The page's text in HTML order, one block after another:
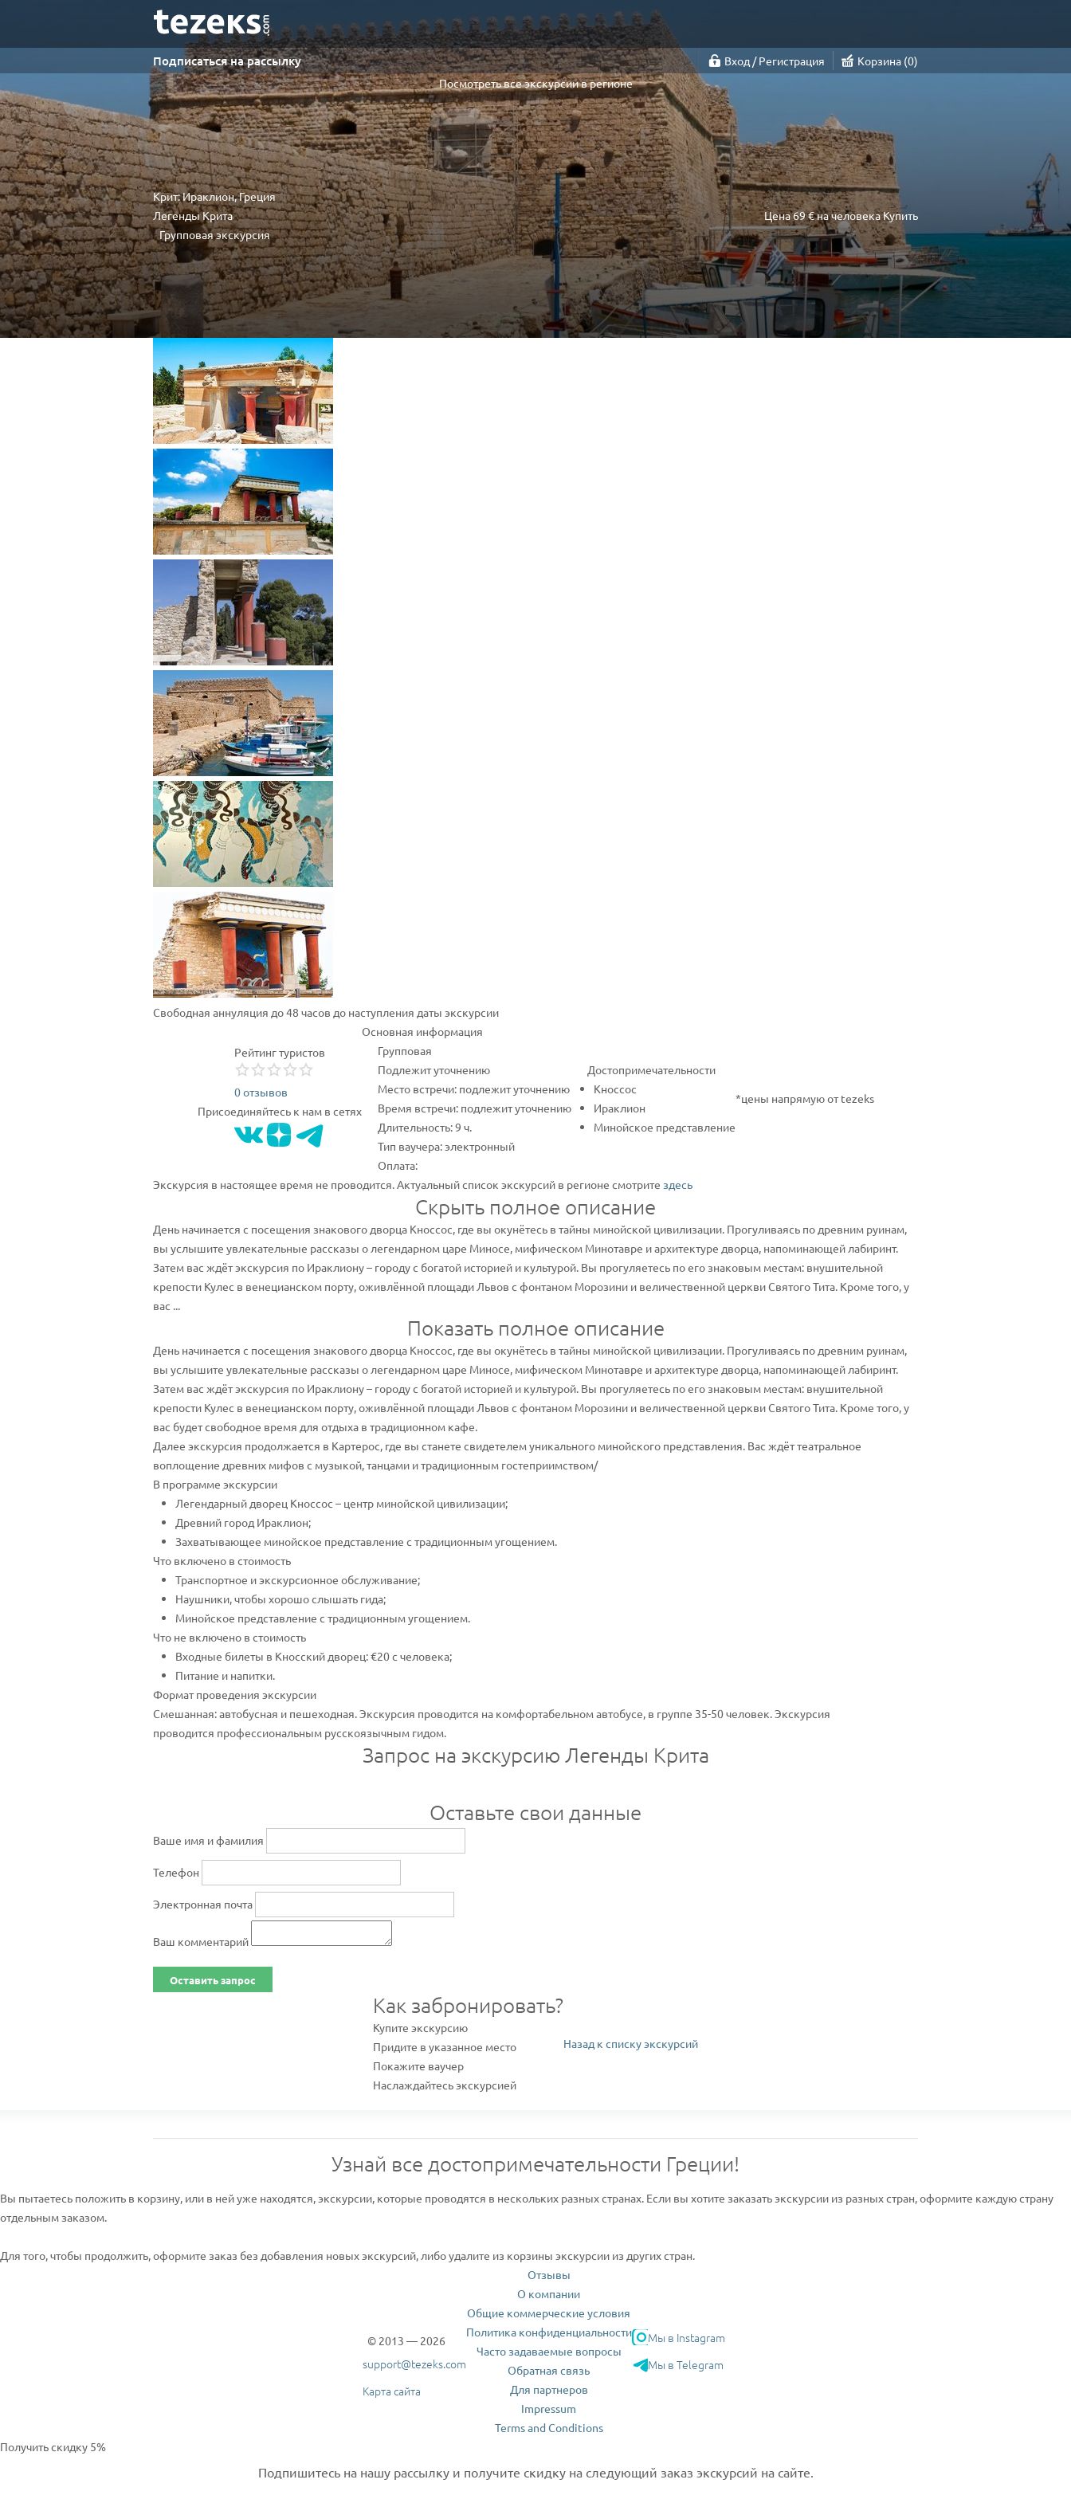
Подписаться на рассылку Вход / Регистрация Корзина 0
Посмотреть все экскурсии в регионе
Крит: Ираклион, Греция
Легенды Крита
Групповая экскурсия
Цена69 €на человекаКупить
Свободная аннуляция до 48 часов до наступления даты экскурсии
Рейтинг туристов
0 отзывов
Присоединяйтесь к нам в сетях
Основная информация
Групповая
Подлежит уточнению
Место встречи: подлежит уточнению
Время встречи: подлежит уточнению
Длительность: 9 ч.
Тип ваучера: электронный
Оплата:
Достопримечательности
Кноссос
Ираклион
Минойское представление
*цены напрямую от tezeks
Экскурсия в настоящее время не проводится. Актуальный список экскурсий в регионе смотрите здесь
Скрыть полное описание
День начинается с посещения знакового дворца Кноссос, где вы окунётесь в тайны минойской цивилизации. Прогуливаясь по древним руинам,
вы услышите увлекательные рассказы о легендарном царе Миносе, мифическом Минотавре и архитектуре дворца, напоминающей лабиринт.
Затем вас ждёт экскурсия по Ираклиону – городу с богатой историей и культурой. Вы прогуляетесь по его знаковым местам: внушительной
крепости Кулес в венецианском порту, оживлённой площади Львов с фонтаном Морозини и величественной церкви Святого Тита. Кроме того, у
вас ...
Показать полное описание
День начинается с посещения знакового дворца Кноссос, где вы окунётесь в тайны минойской цивилизации. Прогуливаясь по древним руинам,
вы услышите увлекательные рассказы о легендарном царе Миносе, мифическом Минотавре и архитектуре дворца, напоминающей лабиринт.
Затем вас ждёт экскурсия по Ираклиону – городу с богатой историей и культурой. Вы прогуляетесь по его знаковым местам: внушительной
крепости Кулес в венецианском порту, оживлённой площади Львов с фонтаном Морозини и величественной церкви Святого Тита. Кроме того, у
вас будет свободное время для отдыха в традиционном кафе.
Далее экскурсия продолжается в Картерос, где вы станете свидетелем уникального минойского представления. Вас ждёт театральное
воплощение древних мифов с музыкой, танцами и традиционным гостеприимством/
В программе экскурсии
Легендарный дворец Кноссос – центр минойской цивилизации;
Древний город Ираклион;
Захватывающее минойское представление с традиционным угощением.
Что включено в стоимость
Транспортное и экскурсионное обслуживание;
Наушники, чтобы хорошо слышать гида;
Минойское представление с традиционным угощением.
Что не включено в стоимость
Входные билеты в Кносский дворец: €20 с человека;
Питание и напитки.
Формат проведения экскурсии
Смешанная: автобусная и пешеходная. Экскурсия проводится на комфортабельном автобусе, в группе 35-50 человек. Экскурсия
проводится профессиональным русскоязычным гидом.
Запрос на экскурсию Легенды Крита
Оставьте свои данные
Ваше имя и фамилия
Телефон
Электронная почта
Ваш комментарий
Оставить запрос
Как забронировать?
Купите экскурсию
Придите в указанное место
Покажите ваучер
Наслаждайтесь экскурсией
Назад к списку экскурсий
Узнай все достопримечательности Греции!
Вы пытаетесь положить в корзину, или в ней уже находятся, экскурсии, которые проводятся в нескольких разных странах. Если вы хотите заказать экскурсии из разных стран, оформите каждую страну
отдельным заказом.
Для того, чтобы продолжить, оформите заказ без добавления новых экскурсий, либо удалите из корзины экскурсии из других стран.
© 2013 — 2026
support@tezeks.com
Карта сайта
Отзывы
О компании
Общие коммерческие условия
Политика конфиденциальности
Часто задаваемые вопросы
Обратная связь
Для партнеров
Impressum
Terms and Conditions
Мы в Instagram
Мы в Telegram
Получить скидку 5%
Подпишитесь на нашу рассылку и получите скидку на следующий заказ экскурсий на сайте.